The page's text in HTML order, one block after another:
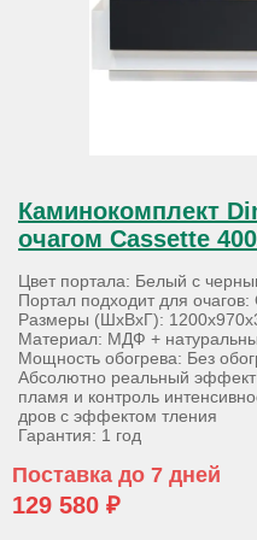
Каминокомплект
очагом Cassette
Цвет портала: Белый с
Портал подходит для
Размеры (ШхВхГ):
Материал: МДФ +
Мощность обогрева: Без
Абсолютно реальный
пламя и контроль
дров с эффектом тления
Гарантия: 1 год
Поставка до 7 дней
129 580 ₽